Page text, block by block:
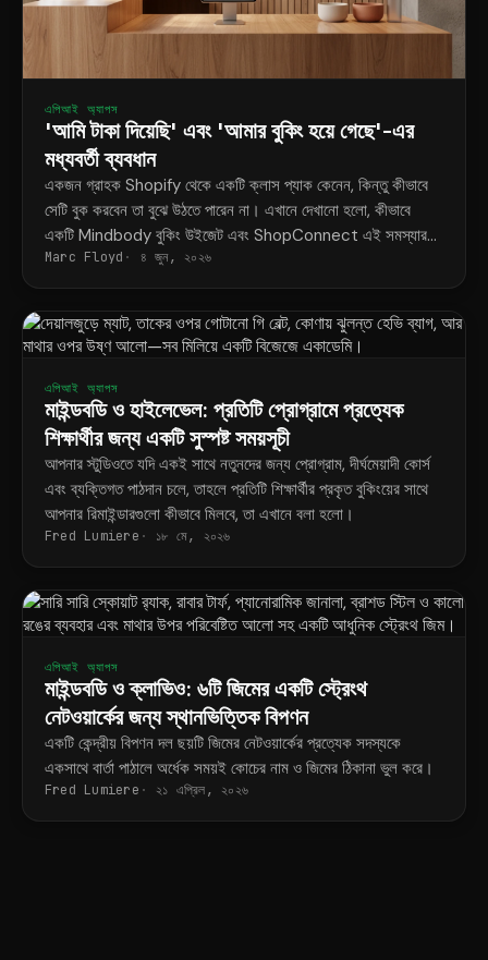
এপিআই অ্যাপস
'আমি টাকা দিয়েছি' এবং 'আমার বুকিং হয়ে গেছে'-এর
মধ্যবর্তী ব্যবধান
একজন গ্রাহক Shopify থেকে একটি ক্লাস প্যাক কেনেন, কিন্তু কীভাবে
সেটি বুক করবেন তা বুঝে উঠতে পারেন না। এখানে দেখানো হলো, কীভাবে
একটি Mindbody বুকিং উইজেট এবং ShopConnect এই সমস্যার
স্থায়ী সমাধান করে।
Marc Floyd ৪ জুন, ২০২৬
এপিআই অ্যাপস
মাইন্ডবডি ও হাইলেভেল: প্রতিটি প্রোগ্রামে প্রত্যেক
শিক্ষার্থীর জন্য একটি সুস্পষ্ট সময়সূচী
আপনার স্টুডিওতে যদি একই সাথে নতুনদের জন্য প্রোগ্রাম, দীর্ঘমেয়াদী কোর্স
এবং ব্যক্তিগত পাঠদান চলে, তাহলে প্রতিটি শিক্ষার্থীর প্রকৃত বুকিংয়ের সাথে
আপনার রিমাইন্ডারগুলো কীভাবে মিলবে, তা এখানে বলা হলো।
Fred Lumiere ১৮ মে, ২০২৬
এপিআই অ্যাপস
মাইন্ডবডি ও ক্লাভিও: ৬টি জিমের একটি স্ট্রেংথ
নেটওয়ার্কের জন্য স্থানভিত্তিক বিপণন
একটি কেন্দ্রীয় বিপণন দল ছয়টি জিমের নেটওয়ার্কের প্রত্যেক সদস্যকে
একসাথে বার্তা পাঠালে অর্ধেক সময়ই কোচের নাম ও জিমের ঠিকানা ভুল করে।
Fred Lumiere ২১ এপ্রিল, ২০২৬